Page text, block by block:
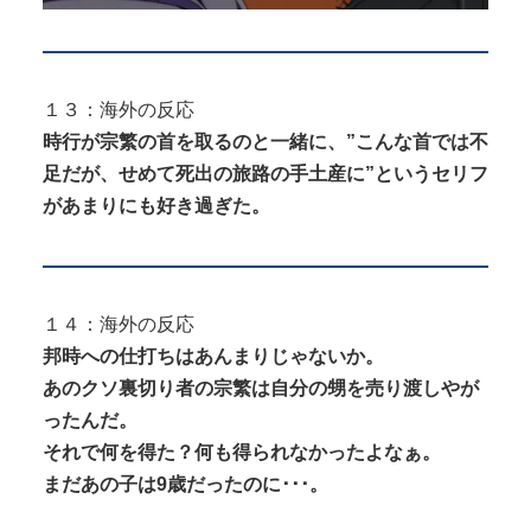
１３：海外の反応
時行が宗繁の首を取るのと一緒に、”こんな首では不
足だが、せめて死出の旅路の手土産に”というセリフ
があまりにも好き過ぎた。
１４：海外の反応
邦時への仕打ちはあんまりじゃないか。
あのクソ裏切り者の宗繁は自分の甥を売り渡しやが
ったんだ。
それで何を得た？何も得られなかったよなぁ。
まだあの子は9歳だったのに･･･。